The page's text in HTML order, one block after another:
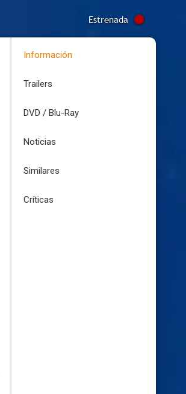
Estrenada
Información
Trailers
DVD / Blu-Ray
Noticias
Similares
Críticas